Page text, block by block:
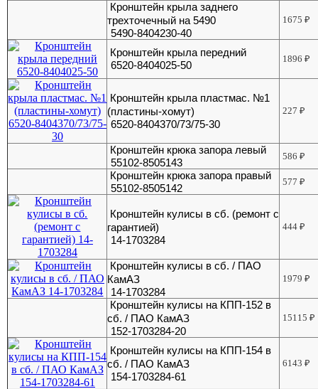
Кронштейн крыла заднего
трехточечный на 5490
5490-8404230-40
1675₽
Кронштейн крыла передний
6520-8404025-50
1896₽
Кронштейн крыла пластмас. №1
(пластины-хомут)
6520-8404370/73/75-30
227₽
Кронштейн крюка запора левый
55102-8505143
586₽
Кронштейн крюка запора правый
55102-8505142
577₽
Кронштейн кулисы в сб. (ремонт с
гарантией)
14-1703284
444₽
Кронштейн кулисы в сб. / ПАО
КамАЗ
14-1703284
1979₽
Кронштейн кулисы на КПП-152 в
сб. / ПАО КамАЗ
152-1703284-20
15115₽
Кронштейн кулисы на КПП-154 в
сб. / ПАО КамАЗ
154-1703284-61
6143₽